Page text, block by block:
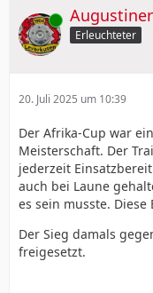
Online Augustiner
Erleuchteter
20. Juli 2025 um 10:39
Der Afrika-Cup war
Meisterschaft. Der
jederzeit
auch bei Laune
es sein musste.
Der Sieg damals
freigesetzt.